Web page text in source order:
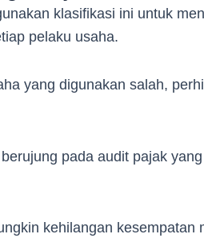
klasifikasi ini untuk
pelaku usaha.
yang digunakan salah,
pada audit pajak
kehilangan